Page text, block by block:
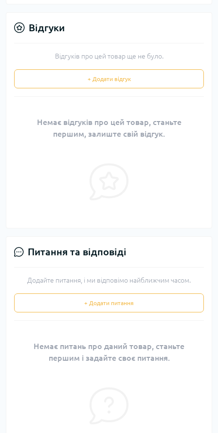
Відгуки
Відгуків про цей товар ще не було.
+ Додати відгук
Немає відгуків про цей товар, станьте
першим, залиште свій відгук.
Питання та відповіді
Додайте питання, і ми відповімо найближчим часом.
+ Додати питання
Немає питань про даний товар, станьте
першим і задайте своє питання.